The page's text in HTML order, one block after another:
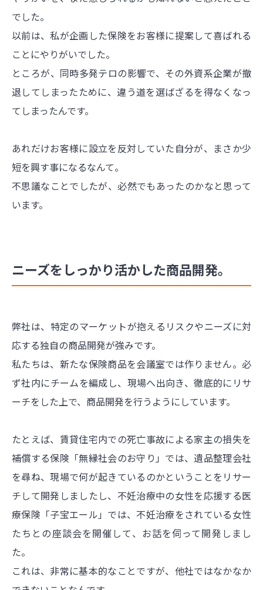
でした。
以前は、私が企画した保険をお客様に提案して喜ばれる
ことにやりがいでした。
ところが、同時多発テロの影響で、その外資系企業が撤
退してしまったために、違う道を選ばざるを得なくなっ
てしまったんです。
あれだけお客様に設立を反対していた自分が、まさか少
短を興す事になるなんて。
不思議なことでしたが、必然でもあったのかなと思って
います。
ニーズをしっかり活かした商品開発。
弊社は、特定のマーケットが抱えるリスクやニーズに対
応する独自の商品開発が強みです。
私たちは、新たな保険商品を会議室では作りません。必
ず社内にチームを編成し、現場へ出向き、徹底的にリサ
ーチをした上で、商品開発を行うようにしています。
たとえば、賃貸住宅内での死亡事故による家主の損失を
補償する保険「無縁社会のお守り」では、遺品整理会社
を尋ね、現場で何が起きているのかということをリサー
チして開発しましたし、不妊治療中の女性を応援する医
療保険「子宝エール」では、不妊治療をされている女性
たちとの座談会を開催して、お話を伺って開発しまし
た。
これは、非常に基本的なことですが、他社ではなかなか